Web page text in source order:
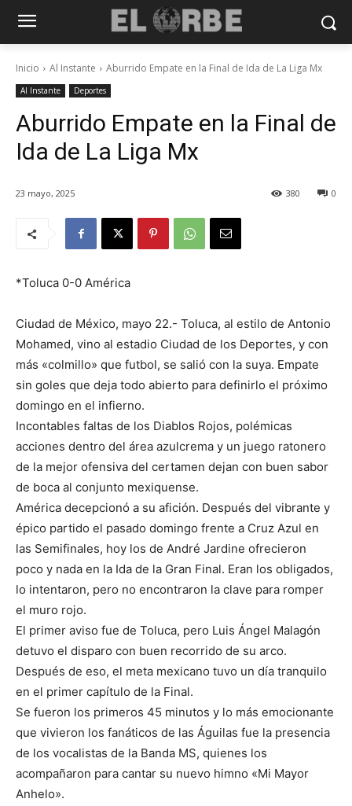
Inicio Al Instante Aburrido Empate en la Final de Ida de La Liga Mx
Al Instante Deportes
Aburrido Empate en la Final de
Ida de La Liga Mx
23 mayo, 2025 0
380
*Toluca 0-0 América
Ciudad de México, mayo 22.- Toluca, al estilo de Antonio
Mohamed, vino al estadio Ciudad de los Deportes, y con
más «colmillo» que futbol, se salió con la suya. Empate
sin goles que deja todo abierto para definirlo el próximo
domingo en el infierno.
Incontables faltas de los Diablos Rojos, polémicas
acciones dentro del área azulcrema y un juego ratonero
de la mejor ofensiva del certamen dejan con buen sabor
de boca al conjunto mexiquense.
América decepcionó a su afición. Después del vibrante y
épico partido el pasado domingo frente a Cruz Azul en
las Semifinales, hoy los de André Jardine ofrecieron
poco y nada en la Ida de la Gran Final. Eran los obligados,
lo intentaron, pero no encontraron la clave para romper
el muro rojo.
El primer aviso fue de Toluca, pero Luis Ángel Malagón
detuvo el disparo con buen recorrido de su arco.
Después de eso, el meta mexicano tuvo un día tranquilo
en el primer capítulo de la Final.
Se fueron los primeros 45 minutos y lo más emocionante
que vivieron los fanáticos de las Águilas fue la presencia
de los vocalistas de la Banda MS, quienes los
acompañaron para cantar su nuevo himno «Mi Mayor
Anhelo».